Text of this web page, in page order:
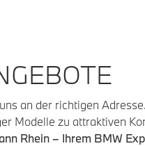
an der richtigen
Modelle zu attraktiven
Rhein – Ihrem BMW